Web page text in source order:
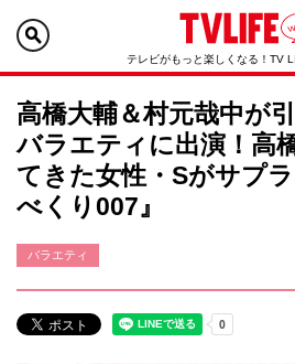
テレビがもっと楽しくなる！TV
高橋大輔＆村元哉中が
バラエティに出演！高
てきた女性・Sがサプ
べくり007』
バラエティ